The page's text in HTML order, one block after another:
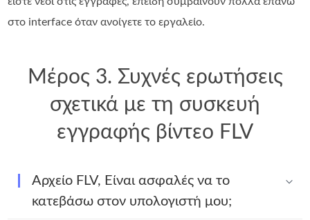
στο interface όταν ανοίγετε το εργαλείο.
Μέρος 3. Συχνές ερωτήσεις
σχετικά με τη συσκευή
εγγραφής βίντεο FLV
Αρχείο FLV, Είναι ασφαλές να το
κατεβάσω στον υπολογιστή μου;